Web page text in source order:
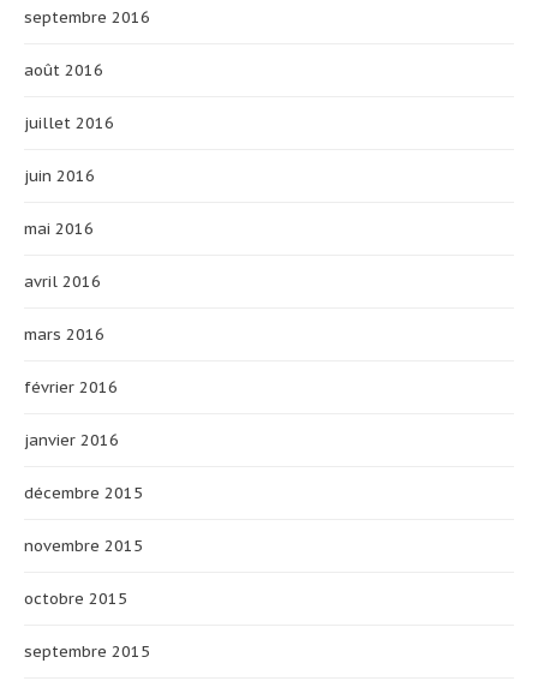
septembre 2016
août 2016
juillet 2016
juin 2016
mai 2016
avril 2016
mars 2016
février 2016
janvier 2016
décembre 2015
novembre 2015
octobre 2015
septembre 2015